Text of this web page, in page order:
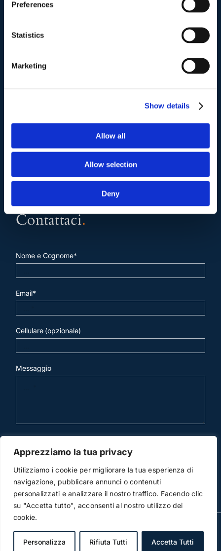
Preferences
Statistics
Marketing
Show details
Allow all
Allow selection
Deny
Apprezziamo la tua privacy
Utilizziamo i cookie per migliorare la tua esperienza di
navigazione, pubblicare annunci o contenuti
personalizzati e analizzare il nostro traffico. Facendo clic
su "Accetta tutto", acconsenti al nostro utilizzo dei
cookie.
Personalizza Rifiuta Tutti Accetta Tutti
(+39) 06.3700089
Mail e Pec
sergioscicchitano@ordineavvocatiroma.org
Contattaci.
Nome e Cognome*
Email*
Cellulare (opzionale)
Messaggio
invia mail
© Copyright 2012 -2015 | Studio Legale Scicchitano | All
Rights Reserved | Powered by
3DWorks